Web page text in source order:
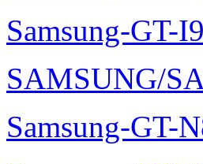
Samsung-GT-
SAMSUNG/
Samsung-GT-